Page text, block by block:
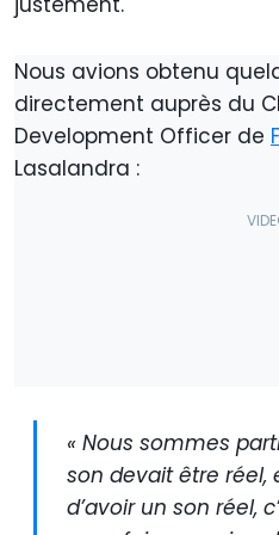
Nous avions obtenu
directement auprès du
Development Officer de
Lasalandra :
« Nous sommes
son devait être réel,
d’avoir un son réel,